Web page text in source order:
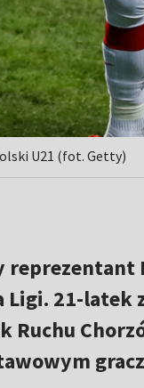
U21 (fot. Getty)
reprezentant
Ligi. 21-latek
Ruchu